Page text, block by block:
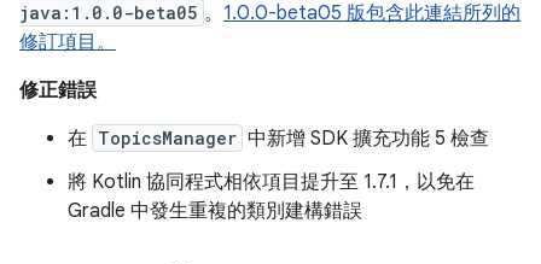
java:1.0.0-beta05 。 1.0.0-beta05 版包含此連結所列的
修訂項目。
修正錯誤
在 TopicsManager 中新增 SDK 擴充功能 5 檢查
將 Kotlin 協同程式相依項目提升至 1.7.1，以免在
Gradle 中發生重複的類別建構錯誤